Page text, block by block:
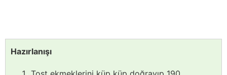
Hazırlanışı